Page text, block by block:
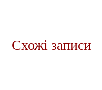
Схожі записи